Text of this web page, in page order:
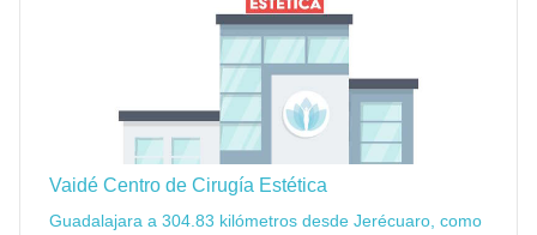
Vaidé Centro de Cirugía Estética
Guadalajara a 304.83 kilómetros desde Jerécuaro, como